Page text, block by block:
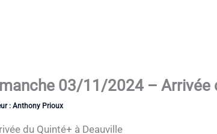
03/11/2024 – Arrivée
: Anthony Prioux
du Quinté+ à Deauville